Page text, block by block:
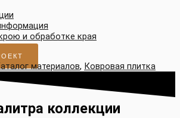
и обработке края
материалов, Ковровая плитка
коллекции